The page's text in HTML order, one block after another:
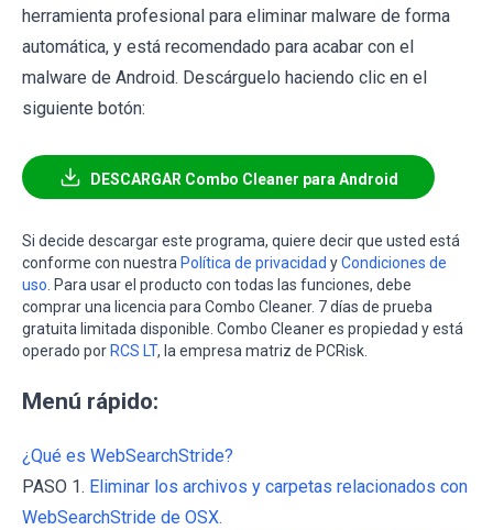
herramienta profesional para eliminar malware de forma
automática, y está recomendado para acabar con el
malware de Android. Descárguelo haciendo clic en el
siguiente botón:
DESCARGAR Combo Cleaner para Android
Si decide descargar este programa, quiere decir que usted está
conforme con nuestra Política de privacidad yCondiciones de
uso. Para usar el producto con todas las funciones, debe
comprar una licencia para Combo Cleaner. 7 días de prueba
gratuita limitada disponible. Combo Cleaner es propiedad y está
operado por RCS LT, la empresa matriz de PCRisk.
Menú rápido:
¿Qué es WebSearchStride?
PASO 1. Eliminar los archivos y carpetas relacionados con
WebSearchStride de OSX.